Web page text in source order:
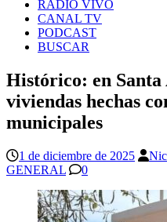
RADIO VIVO
CANAL TV
PODCAST
BUSCAR
Histórico: en Santa
viviendas hechas
municipales
1 de diciembre de 2025
GENERAL
0